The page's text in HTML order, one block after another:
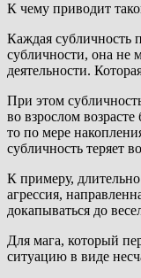
К чему приводит
Каждая субличность
субличности, она не
деятельности.
При этом
во взрослом
то по мере
субличность теряет
К примеру,
агрессия,
докапываться до
Для мага, который
ситуацию в виде